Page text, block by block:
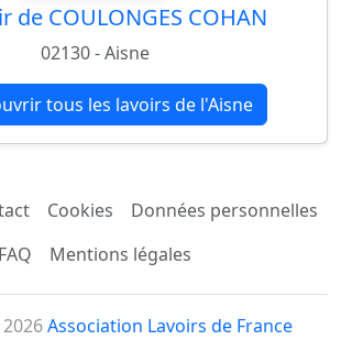
de COULONGES COHAN
02130 - Aisne
tous les lavoirs de l'Aisne
Cookies
Données personnelles
FAQ
Mentions légales
Association Lavoirs de France